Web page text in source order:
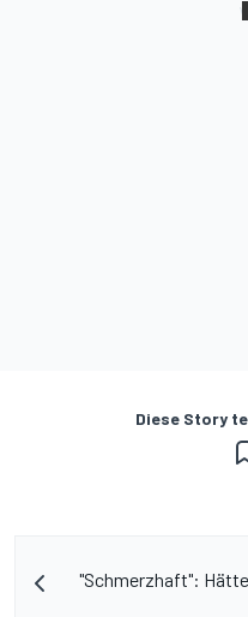
Diese Story
"Schmerzhaft":